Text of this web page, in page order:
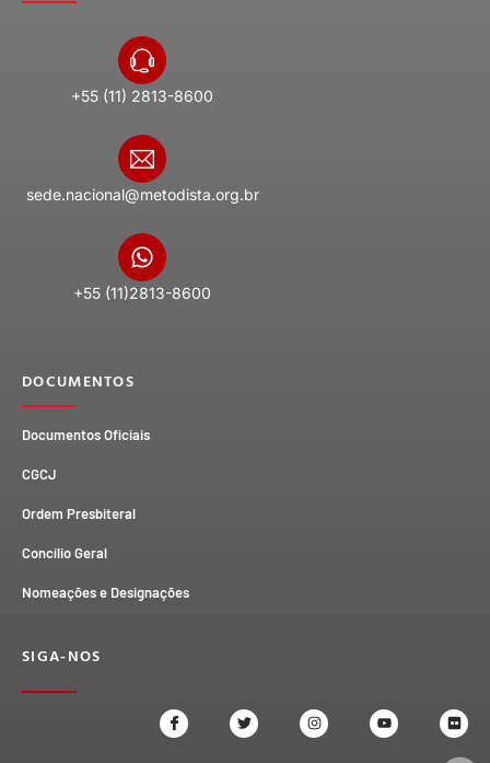
+55 (11) 2813-8600
sede.nacional@metodista.org.br
+55 (11)2813-8600
DOCUMENTOS
Documentos Oficiais
CGCJ
Ordem Presbiteral
Concílio Geral
Nomeações e Designações
SIGA-NOS